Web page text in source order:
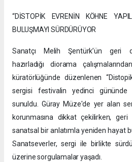
“DİSTOPİK EVRENİN KÖHNE
BULUŞMAYI SÜRDÜRÜYOR
Sanatçı Melih Şentürk’ün geri
hazırladığı diorama
küratörlüğünde düzenlenen
sergisi festivalin yedinci
sunuldu. Güray Müze'de yer alan
korunmasına dikkat çekilirken,
sanatsal bir anlatımla yeniden hayat
Sanatseverler, sergi ile birlikte
üzerine sorgulamalar yaşadı.